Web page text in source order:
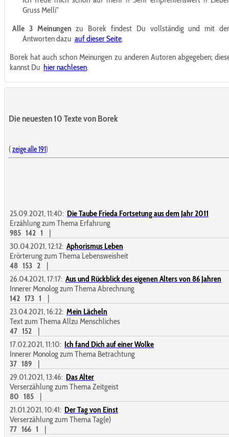
Gruss Melli"
Alle 3 Meinungen zu Borek findest Du vollständig und mit
Antworten dazu auf dieser Seite.
Borek hat auch schon Meinungen zu anderen Autoren abgegeben;
kannst Du hier nachlesen.
Die neuesten 10 Texte von Borek
(zeige alle 191)
25.09.2021, 11:40: Die Taube Frieda Fortsetung aus dem Jahr 2011
Erzählung zum Thema Erfahrung
985 142 1
|
30.04.2021, 12:12: Aphorismus Leben
Erörterung zum Thema Lebensweisheit
48 153 2
|
26.04.2021, 17:17: Aus und Rückblick des eigenen Alters von 86 Jahren
Innerer Monolog zum Thema Abrechnung
142 173 1
|
23.04.2021, 16:22: Mein Lächeln
Text zum Thema Allzu Menschliches
47 152
|
17.02.2021, 11:10: Ich fand Dich auf einer Wolke
Innerer Monolog zum Thema Betrachtung
37 189
|
29.01.2021, 13:46: Das Alter
Verserzählung zum Thema Zeitgeist
80 185
|
21.01.2021, 10:41: Der Tag von Einst
Verserzählung zum Thema Tag(e)
77 166 1
|